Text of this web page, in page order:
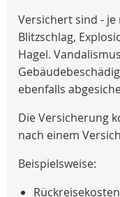
Versichert sind - je
Blitzschlag,
Hagel.
ebenfalls
Die Versicherung
nach einem
Beispielsweise: